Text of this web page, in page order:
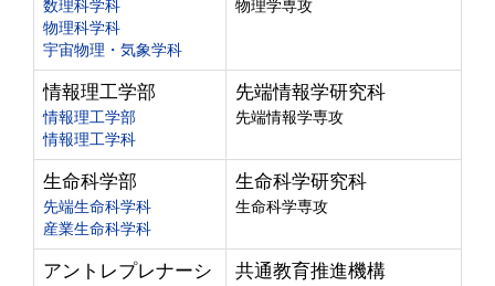
数理科学科
物理科学科
宇宙物理・気象学科
物理学専攻
情報理工学部
情報理工学部
情報理工学科
先端情報学研究科
先端情報学専攻
生命科学部
先端生命科学科
産業生命科学科
生命科学研究科
生命科学専攻
アントレプレナーシ
共通教育推進機構